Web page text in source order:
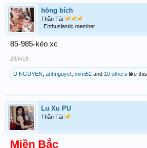
hồng bích
Thần Tài
Enthusiastic member
85-985-kéo xc
23/4/18
D NGUYEN anhnguyet mimi52 and 10 others like this.
Lu Xu PU
Thần Tài
Miền Bắc